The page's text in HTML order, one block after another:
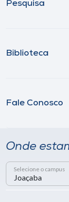
Pesquisa
Biblioteca
Fale Conosco
Onde
Selecione o campus